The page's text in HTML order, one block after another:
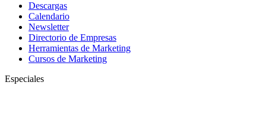
Descargas
Calendario
Newsletter
Directorio de Empresas
Herramientas de Marketing
Cursos de Marketing
Especiales